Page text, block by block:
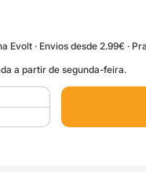
Evolt · Envios desde 2.99€ ·
a partir de segunda-feira.